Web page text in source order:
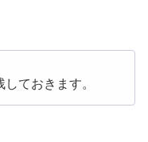
ておきます。